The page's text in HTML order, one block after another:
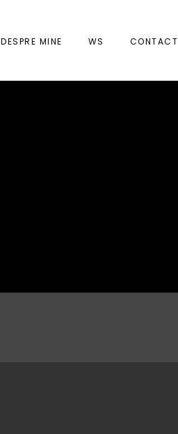
DESPRE MINE WS CONTACT